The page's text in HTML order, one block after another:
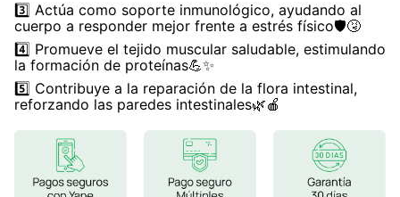
3️⃣ Actúa como soporte inmunológico, ayudando al
cuerpo a responder mejor frente a estrés físico🛡️🤧
4️⃣ Promueve el tejido muscular saludable, estimulando
la formación de proteínas💪✨
5️⃣ Contribuye a la reparación de la flora intestinal,
reforzando las paredes intestinales🌿🍎